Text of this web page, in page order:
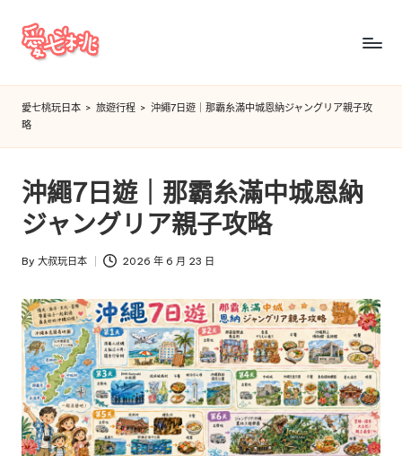
Skip
愛
七
桃
玩
日
本
愛七桃玩日本 > 旅遊行程 > 沖繩7日遊｜那霸糸滿中城恩納ジャングリア親子攻
略
沖繩7日遊｜那霸糸滿中城恩納
ジャングリア親子攻略
Posted
By 大叔玩日本 2026 年 6 月 23 日